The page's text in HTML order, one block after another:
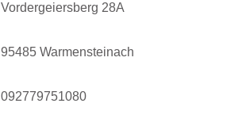
Vordergeiersberg 28A
95485 Warmensteinach
092779751080